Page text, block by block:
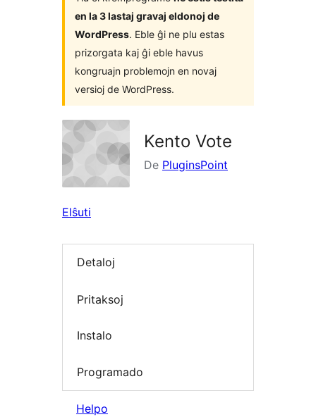
en la 3 lastaj gravaj eldonoj de
WordPress. Eble ĝi ne plu estas
prizorgata kaj ĝi eble havus
kongruajn problemojn en novaj
versioj de WordPress.
Kento Vote
De PluginsPoint
Elŝuti
Detaloj
Pritaksoj
Instalo
Programado
Helpo